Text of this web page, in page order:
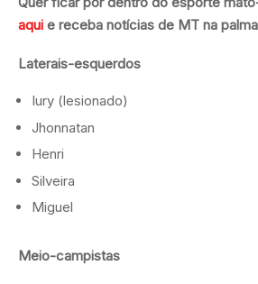
aqui e receba notícias de MT na
Laterais-esquerdos
Iury (lesionado)
Jhonnatan
Henri
Silveira
Miguel
Meio-campistas